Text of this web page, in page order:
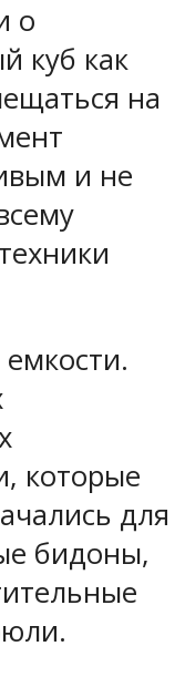
о
куб как
на
и не
которые
для
бидоны,